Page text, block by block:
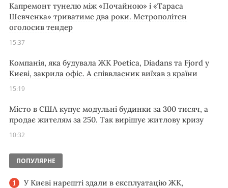
Капремонт тунелю між «Почайною» і «Тараса
Шевченка» триватиме два роки. Метрополітен
оголосив тендер
15:37
Компанія, яка будувала ЖК Poetica, Diadans та Fjord у
Києві, закрила офіс. А співвласник виїхав з країни
15:19
Місто в США купує модульні будинки за 300 тисяч, а
продає жителям за 250. Так вирішує житлову кризу
10:32
ПОПУЛЯРНЕ
У Києві нарешті здали в експлуатацію ЖК,